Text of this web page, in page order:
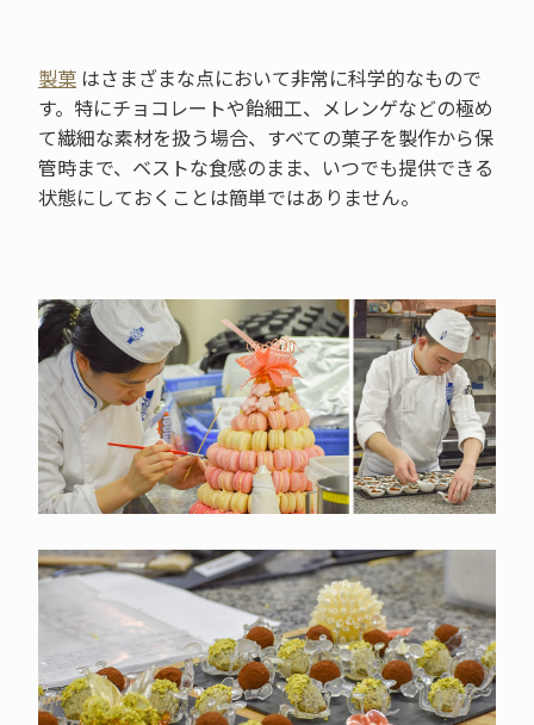
製菓はさまざまな点において非常に科学的なもので
す。特にチョコレートや飴細工、メレンゲなどの極め
て繊細な素材を扱う場合、すべての菓子を製作から保
管時まで、ベストな食感のまま、いつでも提供できる
状態にしておくことは簡単ではありません。